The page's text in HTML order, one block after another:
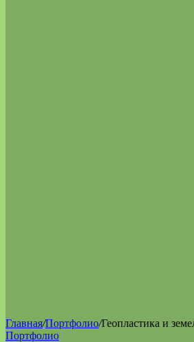
Главная/Портфолио/Геопластика и
Портфолио